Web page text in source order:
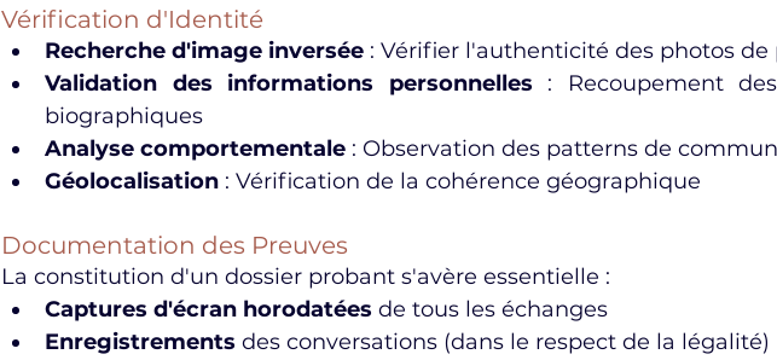
Vérification d'Identité
Recherche d'image inversée : Vérifier l'authenticité des photos de
Validation des informations personnelles : Recoupement
biographiques
Analyse comportementale : Observation des patterns de
Géolocalisation : Vérification de la cohérence géographique
Documentation des Preuves
La constitution d'un dossier probant s'avère essentielle :
Captures d'écran horodatées de tous les échanges
Enregistrements des conversations (dans le respect de la légalité)